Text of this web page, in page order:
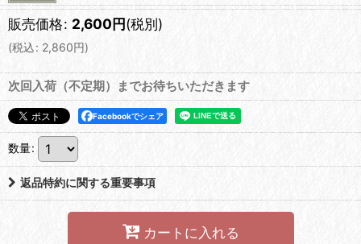
販売価格: 2,600円(税別)
(税込: 2,860円)
次回入荷（不定期）までお待ちいただきます
Facebookでシェア
数量:
返品特約に関する重要事項
カートに入れる